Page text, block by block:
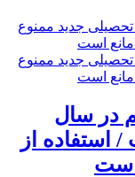
در سال
از
است